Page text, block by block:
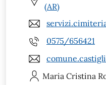
(AR)
0575/656421
Maria Cristina